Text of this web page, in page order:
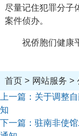
尽量记住犯罪分子
案件侦办。
祝侨胞们健康
首页 > 网站服务 >
上一篇： 关于调整
知
下一篇： 驻南非使